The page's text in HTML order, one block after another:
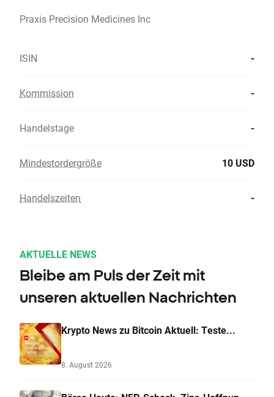
Praxis Precision Medicines Inc
ISIN -
Kommission -
Handelstage -
Mindestordergröße 10 USD
Handelszeiten -
AKTUELLE NEWS
Bleibe am Puls der Zeit mit
unseren aktuellen Nachrichten
Krypto News zu Bitcoin Aktuell: Teste...
8. August 2026